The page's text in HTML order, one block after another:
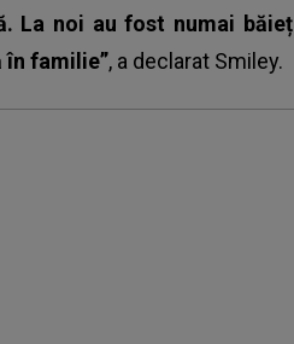
La noi au fost numai
în familie”, a declarat Smiley.